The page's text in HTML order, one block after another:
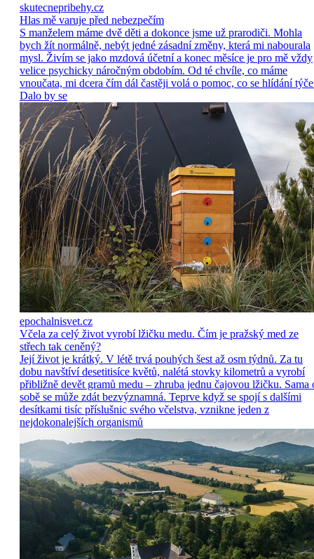
skutecnepribehy.cz
Hlas mě varuje před nebezpečím
S manželem máme dvě děti a dokonce jsme už prarodiči. Mohla
bych žít normálně, nebýt jedné zásadní změny, která mi nabourala
mysl. Živím se jako mzdová účetní a konec měsíce je pro mě vždy
velice psychicky náročným obdobím. Od té chvíle, co máme
vnoučata, mi dcera čím dál častěji volá o pomoc, co se hlídání
Dalo by se
epochalnisvet.cz
Včela za celý život vyrobí lžičku medu. Čím je pražský med ze
střech tak ceněný?
Její život je krátký. V létě trvá pouhých šest až osm týdnů. Za tu
dobu navštíví desetitisíce květů, nalétá stovky kilometrů a vyrobí
přibližně devět gramů medu – zhruba jednu čajovou lžičku. Sama
sobě se může zdát bezvýznamná. Teprve když se spojí s dalšími
desítkami tisíc příslušnic svého včelstva, vznikne jeden z
nejdokonalejších organismů